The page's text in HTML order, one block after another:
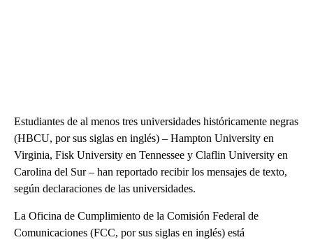
Estudiantes de al menos tres universidades históricamente negras
(HBCU, por sus siglas en inglés) – Hampton University en
Virginia, Fisk University en Tennessee y Claflin University en
Carolina del Sur – han reportado recibir los mensajes de texto,
según declaraciones de las universidades.
La Oficina de Cumplimiento de la Comisión Federal de
Comunicaciones (FCC, por sus siglas en inglés) está